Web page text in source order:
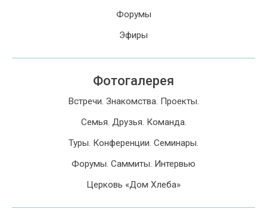
Форумы
Эфиры
Фотогалерея
Встречи. Знакомства. Проекты.
Семья. Друзья. Команда.
Туры. Конференции. Семинары.
Форумы. Саммиты. Интервью
Церковь «Дом Хлеба»